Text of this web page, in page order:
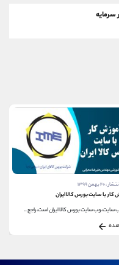
سرمایه
۲۰ بهمن ۱۳۹۹
کار با سایت بورس کالا ایران
سایت، وب سایت بورس کالا ایران است، راجع...